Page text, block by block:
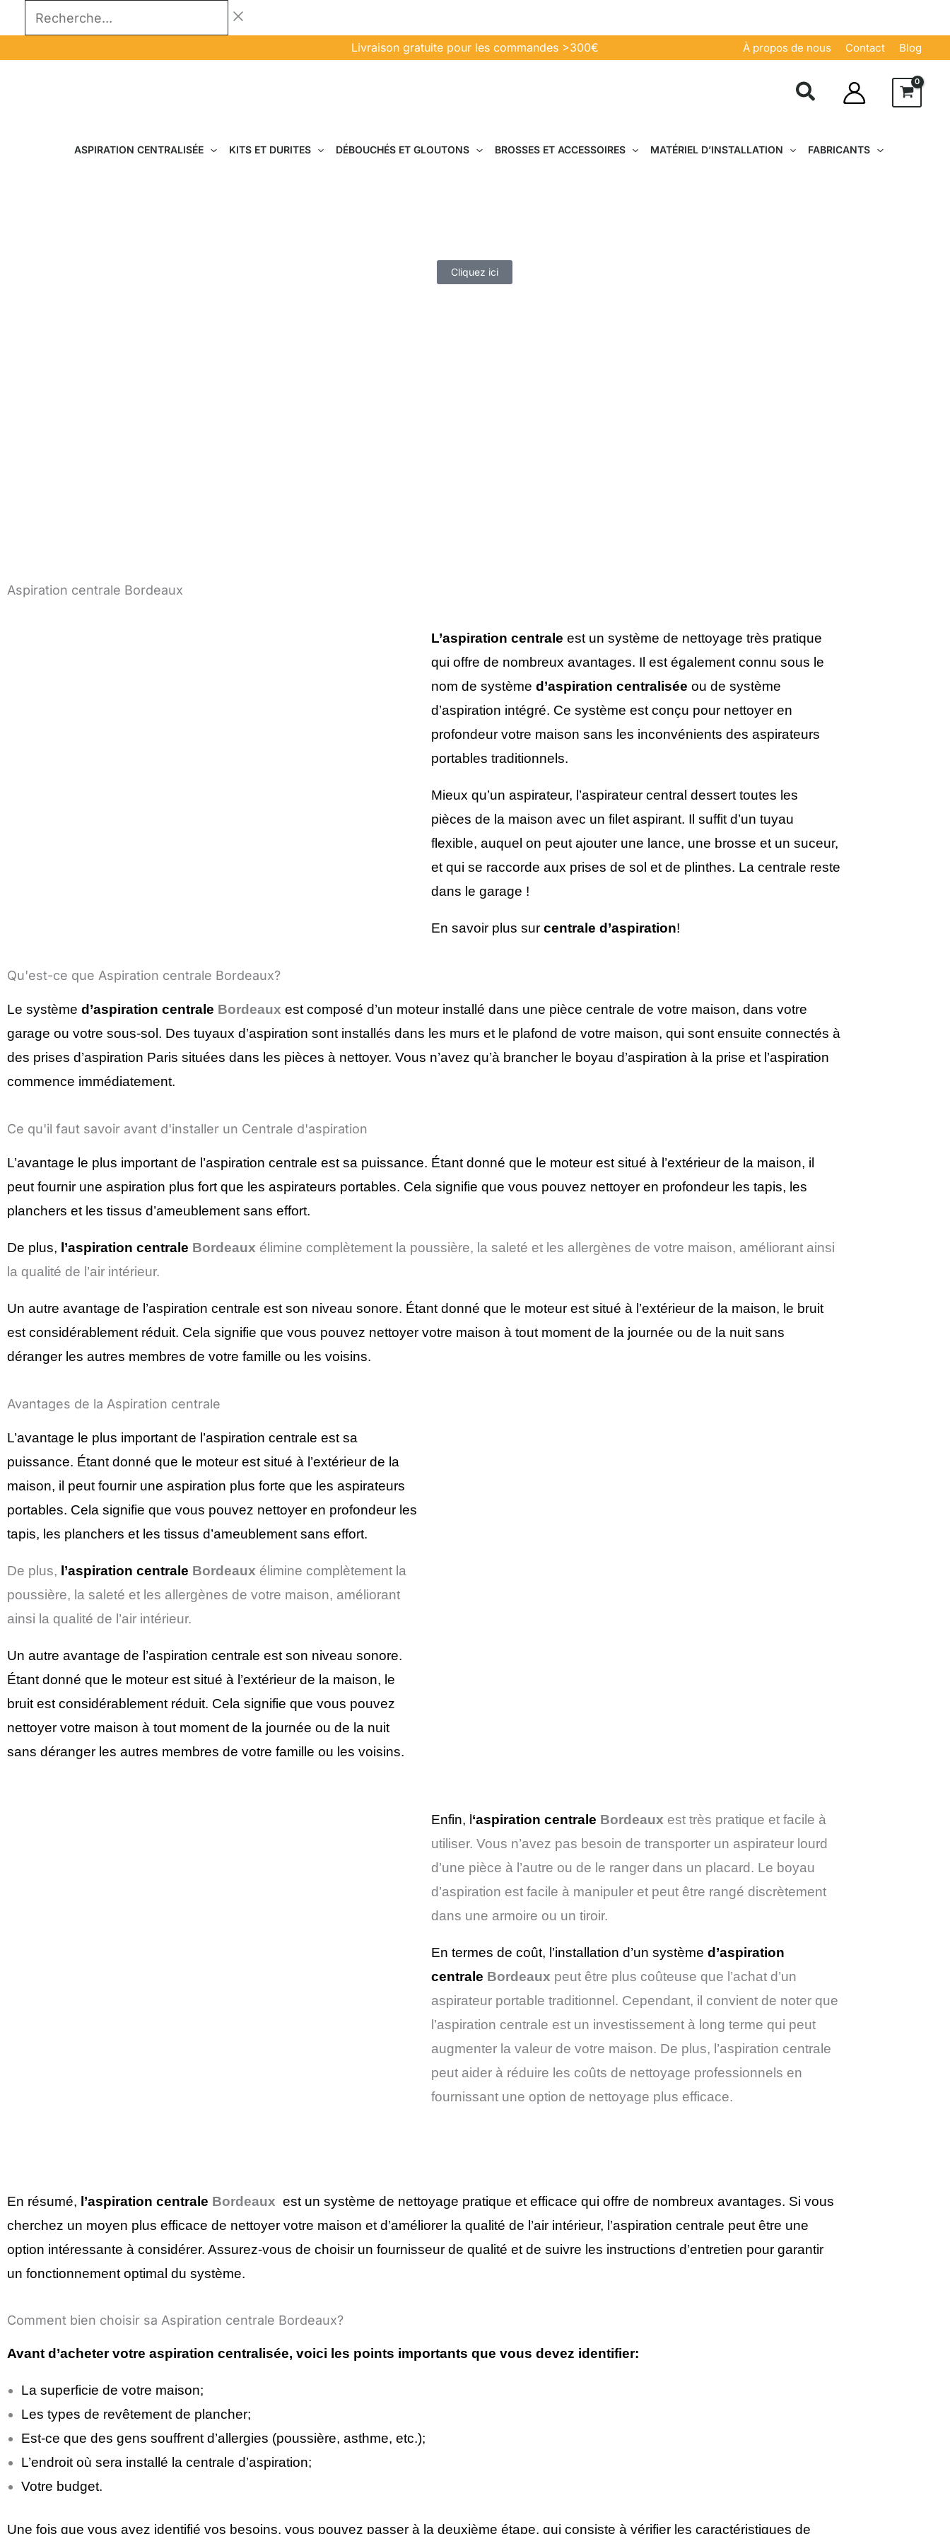
au
contenu
Recherche...
Livraison gratuite pour les commandes >300€ À propos de nous Contact Blog
ASPIRATION CENTRALISÉE KITS ET DURITES DÉBOUCHÉS ET GLOUTONS BROSSES ET ACCESSOIRES MATÉRIEL D’INSTALLATION FABRICANTS
Cliquez ici
Aspiration centrale Bordeaux
L’aspiration centrale est un système de nettoyage très pratique
qui offre de nombreux avantages. Il est également connu sous le
nom de système d’aspiration centralisée ou de système
d’aspiration intégré. Ce système est conçu pour nettoyer en
profondeur votre maison sans les inconvénients des aspirateurs
portables traditionnels.
Mieux qu’un aspirateur, l’aspirateur central dessert toutes les
pièces de la maison avec un filet aspirant. Il suffit d’un tuyau
flexible, auquel on peut ajouter une lance, une brosse et un suceur,
et qui se raccorde aux prises de sol et de plinthes. La centrale reste
dans le garage !
En savoir plus sur centrale d’aspiration!
Qu'est-ce que Aspiration centrale Bordeaux?
Le système d’aspiration centrale Bordeaux est composé d’un moteur installé dans une pièce centrale de votre maison, dans votre
garage ou votre sous-sol. Des tuyaux d’aspiration sont installés dans les murs et le plafond de votre maison, qui sont ensuite connectés à
des prises d’aspiration Paris situées dans les pièces à nettoyer. Vous n’avez qu’à brancher le boyau d’aspiration à la prise et l’aspiration
commence immédiatement.
Ce qu'il faut savoir avant d'installer un Centrale d'aspiration
L’avantage le plus important de l’aspiration centrale est sa puissance. Étant donné que le moteur est situé à l’extérieur de la maison, il
peut fournir une aspiration plus fort que les aspirateurs portables. Cela signifie que vous pouvez nettoyer en profondeur les tapis, les
planchers et les tissus d’ameublement sans effort.
De plus, l’aspiration centrale Bordeaux élimine complètement la poussière, la saleté et les allergènes de votre maison, améliorant ainsi
la qualité de l’air intérieur.
Un autre avantage de l’aspiration centrale est son niveau sonore. Étant donné que le moteur est situé à l’extérieur de la maison, le bruit
est considérablement réduit. Cela signifie que vous pouvez nettoyer votre maison à tout moment de la journée ou de la nuit sans
déranger les autres membres de votre famille ou les voisins.
Avantages de la Aspiration centrale
L’avantage le plus important de l’aspiration centrale est sa
puissance. Étant donné que le moteur est situé à l’extérieur de la
maison, il peut fournir une aspiration plus forte que les aspirateurs
portables. Cela signifie que vous pouvez nettoyer en profondeur les
tapis, les planchers et les tissus d’ameublement sans effort.
De plus, l’aspiration centrale Bordeaux élimine complètement la
poussière, la saleté et les allergènes de votre maison, améliorant
ainsi la qualité de l’air intérieur.
Un autre avantage de l’aspiration centrale est son niveau sonore.
Étant donné que le moteur est situé à l’extérieur de la maison, le
bruit est considérablement réduit. Cela signifie que vous pouvez
nettoyer votre maison à tout moment de la journée ou de la nuit
sans déranger les autres membres de votre famille ou les voisins.
Enfin, l ‘aspiration centrale Bordeaux est très pratique et facile à
utiliser. Vous n’avez pas besoin de transporter un aspirateur lourd
d’une pièce à l’autre ou de le ranger dans un placard. Le boyau
d’aspiration est facile à manipuler et peut être rangé discrètement
dans une armoire ou un tiroir.
En termes de coût, l’installation d’un système d’aspiration
centrale Bordeaux peut être plus coûteuse que l’achat d’un
aspirateur portable traditionnel. Cependant, il convient de noter que
l’aspiration centrale est un investissement à long terme qui peut
augmenter la valeur de votre maison. De plus, l’aspiration centrale
peut aider à réduire les coûts de nettoyage professionnels en
fournissant une option de nettoyage plus efficace.
En résumé, l’aspiration centrale Bordeaux est un système de nettoyage pratique et efficace qui offre de nombreux avantages. Si vous
cherchez un moyen plus efficace de nettoyer votre maison et d’améliorer la qualité de l’air intérieur, l’aspiration centrale peut être une
option intéressante à considérer. Assurez-vous de choisir un fournisseur de qualité et de suivre les instructions d’entretien pour garantir
un fonctionnement optimal du système.
Comment bien choisir sa Aspiration centrale Bordeaux?
Avant d’acheter votre aspiration centralisée, voici les points importants que vous devez identifier:
La superficie de votre maison;
Les types de revêtement de plancher;
Est-ce que des gens souffrent d’allergies (poussière, asthme, etc.);
L’endroit où sera installé la centrale d’aspiration;
Votre budget.
Une fois que vous avez identifié vos besoins, vous pouvez passer à la deuxième étape, qui consiste à vérifier les caractéristiques de